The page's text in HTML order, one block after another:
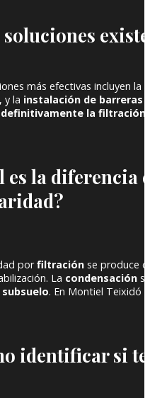
soluciones
más efectivas incluyen la
y la instalación de barreras
la filtración
es la diferencia
porfiltración se produce
La condensación
. En Montiel Teixidó
identificar si